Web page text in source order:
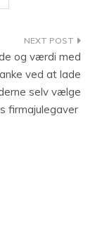
og værdi med
ved at lade
selv vælge
firmajulegaver